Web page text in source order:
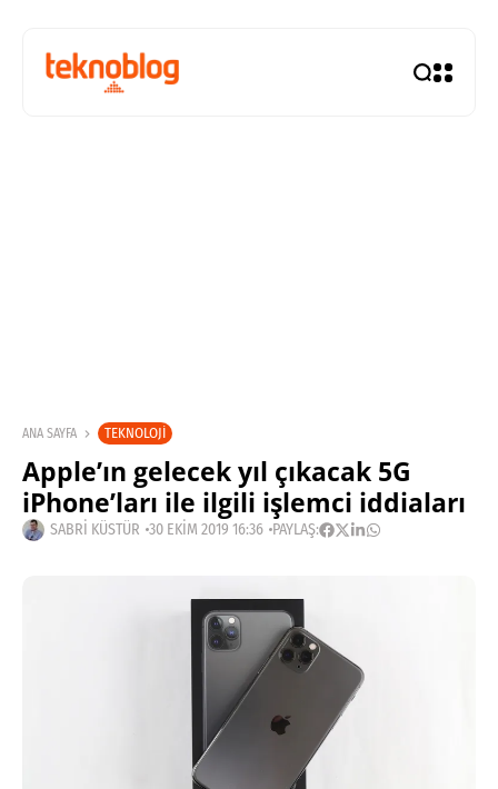
ANA SAYFA TEKNOLOJI
Apple’ın gelecek yıl çıkacak 5G
iPhone’ları ile ilgili işlemci iddiaları
SABRI KÜSTÜR 30 EKIM 2019 16:36 PAYLAŞ: